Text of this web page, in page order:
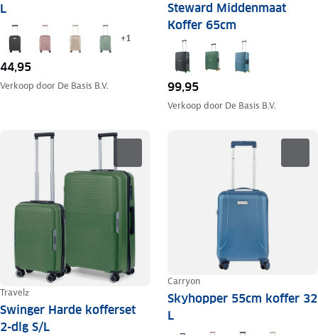
L
+1
44,95
Verkoop door De Basis B.V.
Steward Middenmaat
Koffer 65cm
99,95
Verkoop door De Basis B.V.
Travelz
Swinger Harde kofferset
2-dlg S/L
Carryon
Skyhopper 55cm koffer 32
L